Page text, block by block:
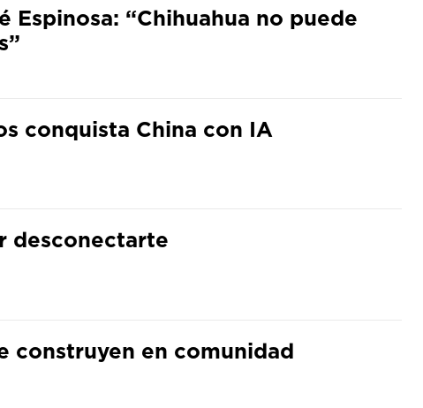
Espinosa: “Chihuahua no puede
conquista China con IA
desconectarte
construyen en comunidad